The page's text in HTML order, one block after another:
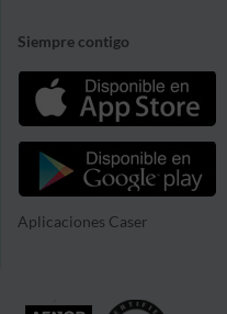
Siempre contigo
Aplicaciones Caser